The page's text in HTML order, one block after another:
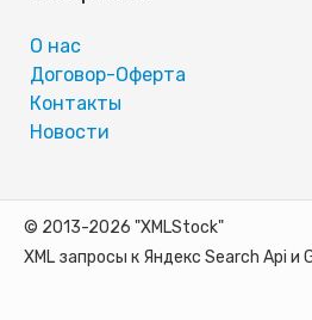
О нас
Договор-Оферта
Контакты
Новости
© 2013-2026 "XMLStock"
XML запросы к Яндекс Search Api и